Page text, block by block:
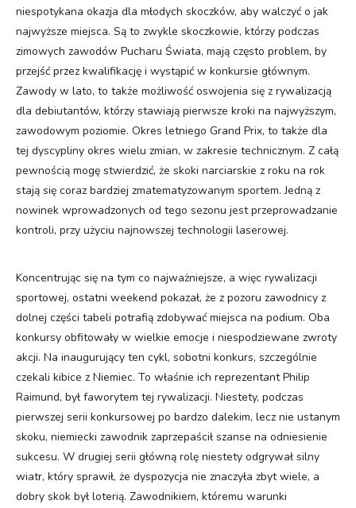
niespotykana okazja dla młodych skoczków, aby walczyć o jak
najwyższe miejsca. Są to zwykle skoczkowie, którzy podczas
zimowych zawodów Pucharu Świata, mają często problem, by
przejść przez kwalifikację i wystąpić w konkursie głównym.
Zawody w lato, to także możliwość oswojenia się z rywalizacją
dla debiutantów, którzy stawiają pierwsze kroki na najwyższym,
zawodowym poziomie. Okres letniego Grand Prix, to także dla
tej dyscypliny okres wielu zmian, w zakresie technicznym. Z całą
pewnością mogę stwierdzić, że skoki narciarskie z roku na rok
stają się coraz bardziej zmatematyzowanym sportem. Jedną z
nowinek wprowadzonych od tego sezonu jest przeprowadzanie
kontroli, przy użyciu najnowszej technologii laserowej.
Koncentrując się na tym co najważniejsze, a więc rywalizacji
sportowej, ostatni weekend pokazał, że z pozoru zawodnicy z
dolnej części tabeli potrafią zdobywać miejsca na podium. Oba
konkursy obfitowały w wielkie emocje i niespodziewane zwroty
akcji. Na inaugurujący ten cykl, sobotni konkurs, szczególnie
czekali kibice z Niemiec. To właśnie ich reprezentant Philip
Raimund, był faworytem tej rywalizacji. Niestety, podczas
pierwszej serii konkursowej po bardzo dalekim, lecz nie ustanym
skoku, niemiecki zawodnik zaprzepaścił szanse na odniesienie
sukcesu. W drugiej serii główną rolę niestety odgrywał silny
wiatr, który sprawił, że dyspozycja nie znaczyła zbyt wiele, a
dobry skok był loterią. Zawodnikiem, któremu warunki